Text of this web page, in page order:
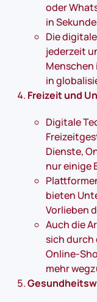
oder
in
Die
jederzeit
in
Freizeit und
Digitale
Dienste,
nur einige
bieten
Vorlieben
Auch die
sich durch
Online-
mehr